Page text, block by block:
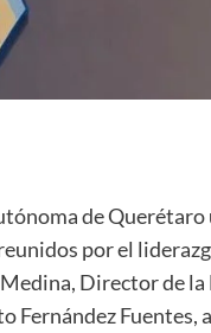
de
por el
Director de la
Fuentes,